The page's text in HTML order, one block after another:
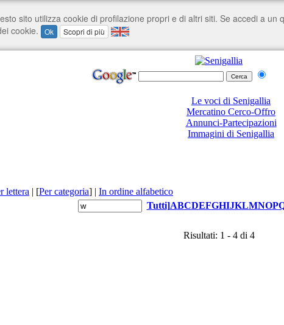
Le voci di Senigallia
Mercatino Cerco-Offro
Annunci-Partecipazioni
Immagini di Senigallia
lettera | [Per categoria] | In ordine alfabetico
Tutti]ABCDEFGHIJKLMNOP
Risultati: 1 - 4 di 4